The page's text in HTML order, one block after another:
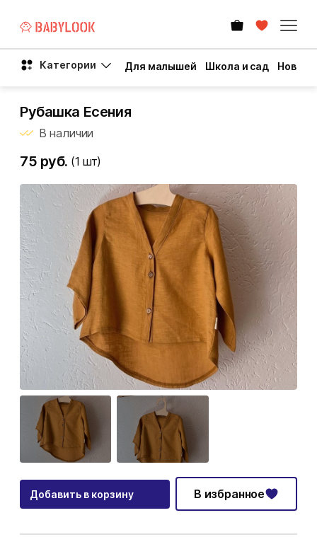
Категории Для малышей Школа и сад Новый
Рубашка Есения
В наличии
75 руб. (1 шт)
Добавить в корзину В избранное